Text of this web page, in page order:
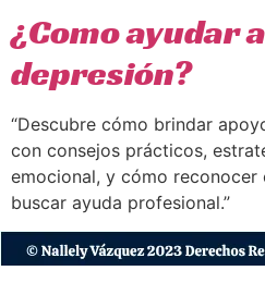
¿Como ayudar
depresión?
“Descubre cómo brindar
con consejos prácticos,
emocional, y cómo reconocer
buscar ayuda profesional.”